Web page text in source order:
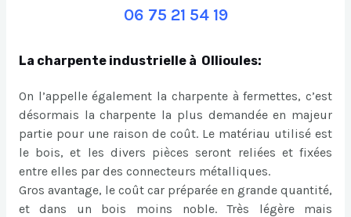
06 75 21 54 19
La charpente industrielle à Ollioules:
On l’appelle également la charpente à fermettes, c’est
désormais la charpente la plus demandée en majeur
partie pour une raison de coût. Le matériau utilisé est
le bois, et les divers pièces seront reliées et fixées
entre elles par des connecteurs métalliques.
Gros avantage, le coût car préparée en grande quantité,
et dans un bois moins noble. Très légère mais